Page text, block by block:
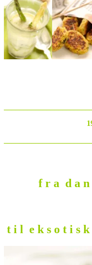
f r a d a n
t i l e k s o t i s